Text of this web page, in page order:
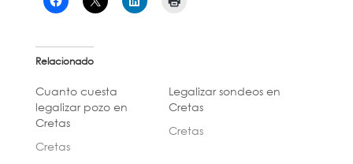
Relacionado
Cuanto cuesta
legalizar pozo en
Cretas
Cretas
Legalizar sondeos en
Cretas
Cretas